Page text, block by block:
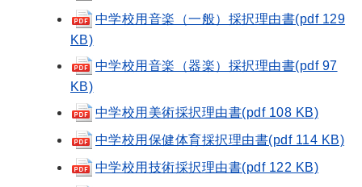
中学校用音楽（一般）採択理由書(pdf 129
KB)
中学校用音楽（器楽）採択理由書(pdf 97
KB)
中学校用美術採択理由書(pdf 108 KB)
中学校用保健体育採択理由書(pdf 114 KB)
中学校用技術採択理由書(pdf 122 KB)